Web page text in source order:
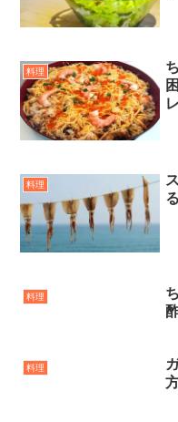
料理
料理
料理
料理